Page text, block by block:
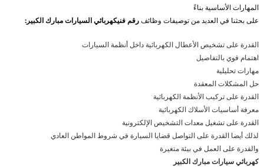
المهارات الأساسية بناءً
على بحثنا في العديد من توصيفات وظائفرقم فنيكهربائي السيارات مبارك الكبير:
القدرة على تشخيص الأعطال الكهربائية داخل أنظمة السيارات
اهتمام قوي بالتفاصيل
مهارات تحليلية
حل المشكلات المعقدة
القدرة على تركيب الأنظمة الكهربائية
معرفة أساسيات الأسلاك الكهربائية
القدرة على تشغيل معدات التشخيص الإلكترونية
لذلك أيضا القدرة على التواصل قضايا السيارة في شروط المواطن العادي
والقدرة على العمل في بيئة متغيرة
كهربائي سيارات مبارك الكبير